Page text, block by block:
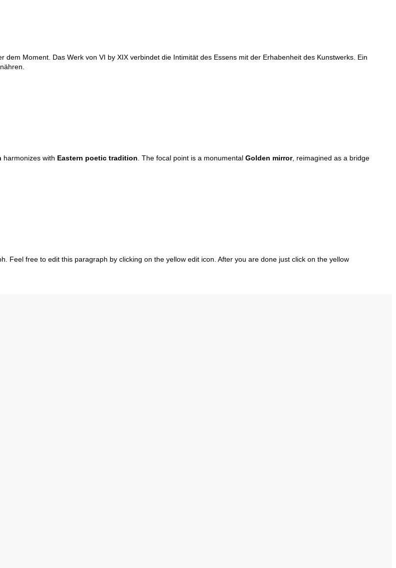
Moment. Das Werk von VI by XIX verbindet die Intimität des Essens mit der Erhabenheit des Kunstwerks. Ein
harmonizes with Eastern poetic tradition. The focal point is a monumental Golden mirror, reimagined as a bridge
Feel free to edit this paragraph by clicking on the yellow edit icon. After you are done just click on the yellow